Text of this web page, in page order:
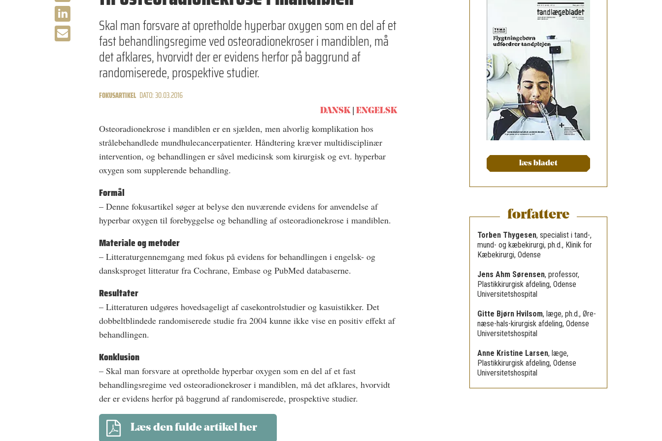
Skal man forsvare at opretholde hyperbar oxygen som en del af et
fast behandlingsregime ved osteoradionekroser i mandiblen, må
det afklares, hvorvidt der er evidens herfor på baggrund af
randomiserede, prospektive studier.
FOKUSARTIKEL DATO: 30.03.2016
DANSK ENGELSK
Osteoradionekrose i mandiblen er en sjælden, men alvorlig komplikation hos
strålebehandlede mundhulecancerpatienter. Håndtering kræver multidisciplinær
intervention, og behandlingen er såvel medicinsk som kirurgisk og evt. hyperbar
oxygen som supplerende behandling.
Formål
– Denne fokusartikel søger at belyse den nuværende evidens for anvendelse af
hyperbar oxygen til forebyggelse og behandling af osteoradionekrose i mandiblen.
Materiale og metoder
– Litteraturgennemgang med fokus på evidens for behandlingen i engelsk- og
dansksproget litteratur fra Cochrane, Embase og PubMed databaserne.
Resultater
– Litteraturen udgøres hovedsageligt af casekontrolstudier og kasuistikker. Det
dobbeltblindede randomiserede studie fra 2004 kunne ikke vise en positiv effekt af
behandlingen.
Konklusion
– Skal man forsvare at opretholde hyperbar oxygen som en del af et fast
behandlingsregime ved osteoradionekroser i mandiblen, må det afklares, hvorvidt
der er evidens herfor på baggrund af randomiserede, prospektive studier.
Læs den fulde artikel her
læs bladet
forfattere
Torben Thygesen, specialist i tand-,
mund- og kæbekirurgi, ph.d., Klinik for
Kæbekirurgi, Odense
Jens Ahm Sørensen, professor,
Plastikkirurgisk afdeling, Odense
Universitetshospital
Gitte Bjørn Hvilsom, læge, ph.d., Øre-
næse-hals-kirurgisk afdeling, Odense
Universitetshospital
Anne Kristine Larsen, læge,
Plastikkirurgisk afdeling, Odense
Universitetshospital